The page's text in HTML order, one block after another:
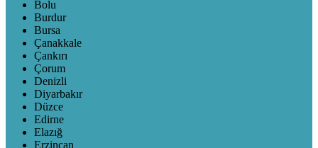
Bolu
Burdur
Bursa
Çanakkale
Çankırı
Çorum
Denizli
Diyarbakır
Düzce
Edirne
Elazığ
Erzincan